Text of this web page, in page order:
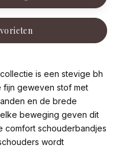
is een stevige bh
fijn geweven stof met
en de brede
beweging geven dit
comfort schouderbandjes
wordt